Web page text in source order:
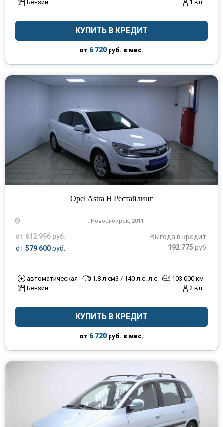
Бензин 1 вл.
КУПИТЬ В КРЕДИТ
от 6 720 руб. в мес.
Opel Astra H Рестайлинг
г. Новосибирск, 2011
от 612 996 руб.
от 579 600руб.
Выгода в кредит:
192 775 руб.
автоматическая 1.8 л см3 / 140 л.с. л.с.
103 000 км
Бензин
2 вл.
КУПИТЬ В КРЕДИТ
от 6 720 руб. в мес.